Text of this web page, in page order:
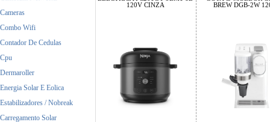
Cameras
Combo Wifi
Contador De Cedulas
Cpu
Dermaroller
Energia Solar E Eolica
Estabilizadores / Nobreak
Carregamento Solar
120V CINZA
BREW DGB-2W